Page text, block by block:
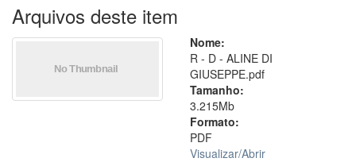
Arquivos deste item
Nome:
R - D - ALINE DI
GIUSEPPE.pdf
Tamanho:
3.215Mb
Formato:
PDF
Visualizar/Abrir